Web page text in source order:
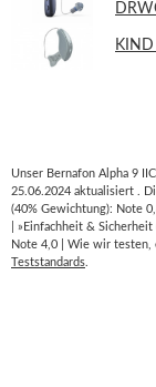
Unser Bernafon Alpha 9
25.06.2024 aktualisiert .
(40% Gewichtung): Note
| »Einfachheit &
Note 4,0 | Wie wir testen,
Teststandards